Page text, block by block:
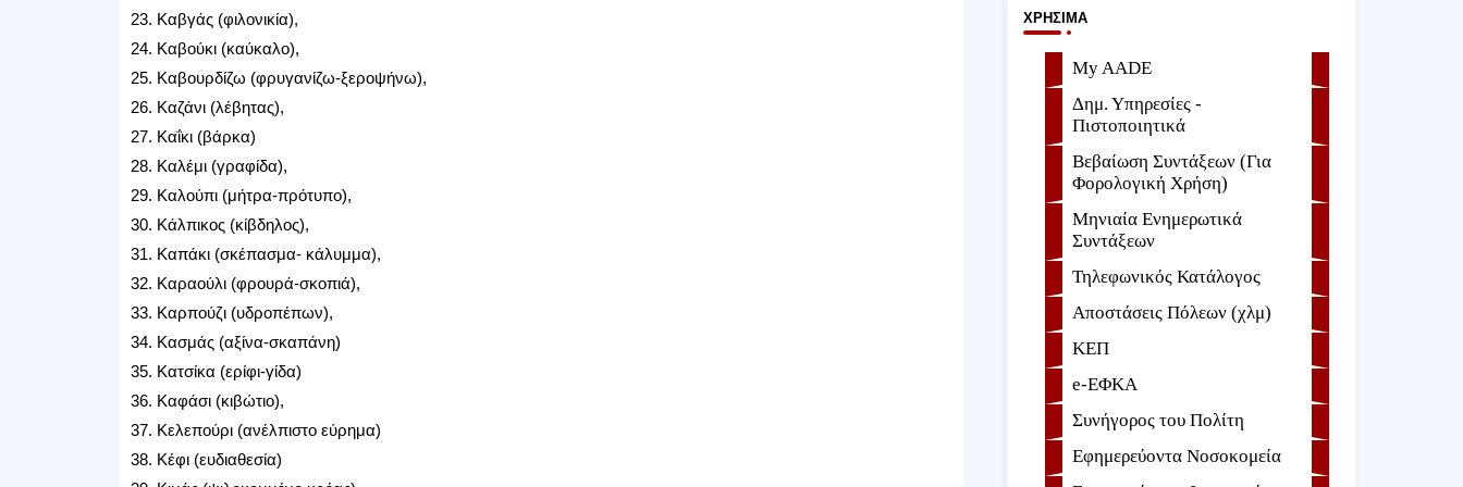
23. Καβγάς (φιλονικία),
24. Καβούκι (καύκαλο),
25. Καβουρδίζω (φρυγανίζω-ξεροψήνω),
26. Καζάνι (λέβητας),
27. Καΐκι (βάρκα)
28. Καλέμι (γραφίδα),
29. Καλούπι (μήτρα-πρότυπο),
30. Κάλπικος (κίβδηλος),
31. Καπάκι (σκέπασμα- κάλυμμα),
32. Καραούλι (φρουρά-σκοπιά),
33. Καρπούζι (υδροπέπων),
34. Κασμάς (αξίνα-σκαπάνη)
35. Κατσίκα (ερίφι-γίδα)
36. Καφάσι (κιβώτιο),
37. Κελεπούρι (ανέλπιστο εύρημα)
38. Κέφι (ευδιαθεσία)
ΧΡΉΣΙΜΑ
My AADE
Δημ. Υπηρεσίες -
Πιστοποιητικά
Βεβαίωση Συντάξεων (Για
Φορολογική Χρήση)
Μηνιαία Ενημερωτικά
Συντάξεων
Τηλεφωνικός Κατάλογος
Αποστάσεις Πόλεων (χλμ)
ΚΕΠ
e-ΕΦKA
Συνήγορος του Πολίτη
Εφημερεύοντα Νοσοκομεία